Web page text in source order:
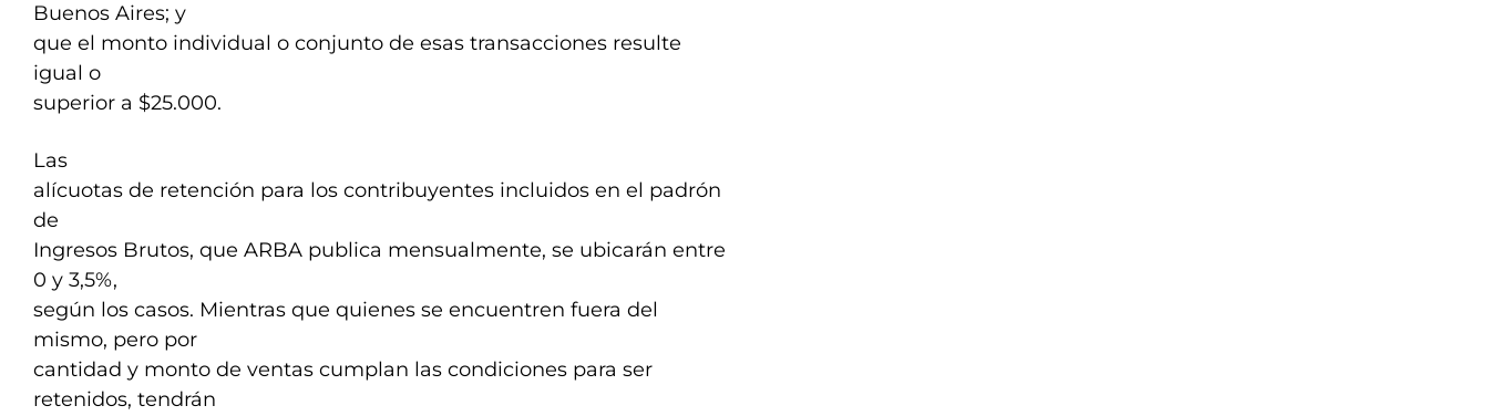
Buenos Aires; y
que el monto individual o conjunto de esas transacciones resulte
igual o
superior a $25.000.
Las
alícuotas de retención para los contribuyentes incluidos en el padrón
de
Ingresos Brutos, que ARBA publica mensualmente, se ubicarán entre
0 y 3,5%,
según los casos. Mientras que quienes se encuentren fuera del
mismo, pero por
cantidad y monto de ventas cumplan las condiciones para ser
retenidos, tendrán